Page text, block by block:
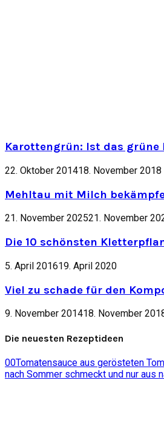
Karottengrün: Ist das
22. Oktober 201418. November 2018
Mehltau mit Milch
21. November 202521. November
Die 10 schönsten
5. April 201619. April 2020
Viel zu schade für den
9. November 201418. November
Die neuesten Rezeptideen
00Tomatensauce aus gerösteten
nach Sommer schmeckt und nur aus